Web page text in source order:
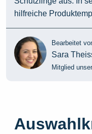
hilfreiche
Bearbeitet
Sara
Mitglied